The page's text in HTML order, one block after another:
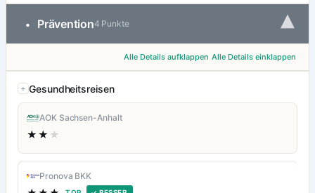
• Prävention4 Punkte ▾
Alle Details aufklappen Alle Details einklappen
Gesundheitsreisen
AOK Sachsen-Anhalt
★★ ★
Pronova BKK